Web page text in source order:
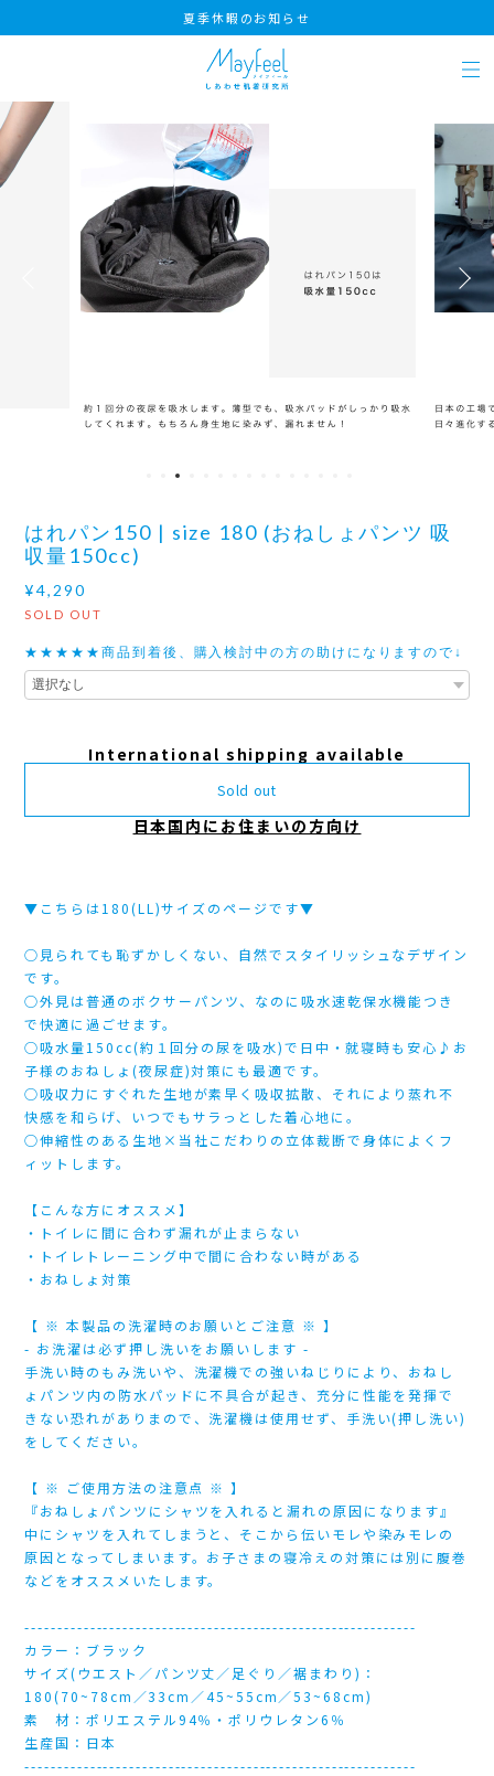
夏季休暇のお知らせ
はれパン150 | size 180 (おねしょパンツ 吸
収量150cc)
¥4,290
SOLD OUT
★★★★★商品到着後、購入検討中の方の助けになりますので↓
International shipping available
Sold out
日本国内にお住まいの方向け
▼こちらは180(LL)サイズのページです▼
○見られても恥ずかしくない、自然でスタイリッシュなデザイン
です。
○外見は普通のボクサーパンツ、なのに吸水速乾保水機能つき
で快適に過ごせます。
○吸水量150cc(約１回分の尿を吸水)で日中・就寝時も安心♪お
子様のおねしょ(夜尿症)対策にも最適です。
○吸収力にすぐれた生地が素早く吸収拡散、それにより蒸れ不
快感を和らげ、いつでもサラっとした着心地に。
○伸縮性のある生地×当社こだわりの立体裁断で身体によくフ
ィットします。
【こんな方にオススメ】
・トイレに間に合わず漏れが止まらない
・トイレトレーニング中で間に合わない時がある
・おねしょ対策
【 ※ 本製品の洗濯時のお願いとご注意 ※ 】
- お洗濯は必ず押し洗いをお願いします -
手洗い時のもみ洗いや、洗濯機での強いねじりにより、おねし
ょパンツ内の防水パッドに不具合が起き、充分に性能を発揮で
きない恐れがありまので、洗濯機は使用せず、手洗い(押し洗い)
をしてください。
【 ※ ご使用方法の注意点 ※ 】
『おねしょパンツにシャツを入れると漏れの原因になります』
中にシャツを入れてしまうと、そこから伝いモレや染みモレの
原因となってしまいます。お子さまの寝冷えの対策には別に腹巻
などをオススメいたします。
------------------------------------------------------------
カラー：ブラック
サイズ(ウエスト／パンツ丈／足ぐり／裾まわり)：
180(70~78cm／33cm／45~55cm／53~68cm)
素 材：ポリエステル94％・ポリウレタン6％
生産国：日本
------------------------------------------------------------